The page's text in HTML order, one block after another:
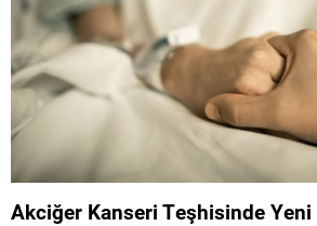
Akciğer Kanseri Teşhisinde